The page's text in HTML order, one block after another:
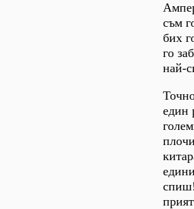
съм
бих
го
най-
един